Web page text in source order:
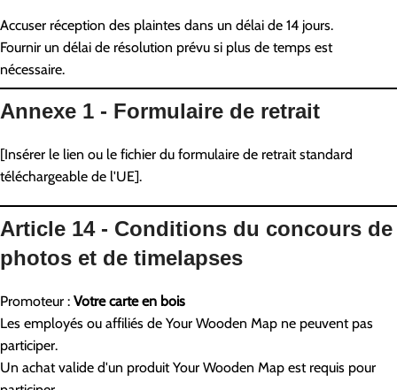
Accuser réception des plaintes dans un délai de 14 jours.
Fournir un délai de résolution prévu si plus de temps est
nécessaire.
Annexe 1 - Formulaire de retrait
[Insérer le lien ou le fichier du formulaire de retrait standard
téléchargeable de l'UE].
Article 14 - Conditions du concours de
photos et de timelapses
Promoteur : Votre carte en bois
Les employés ou affiliés de Your Wooden Map ne peuvent pas
participer.
Un achat valide d'un produit Your Wooden Map est requis pour